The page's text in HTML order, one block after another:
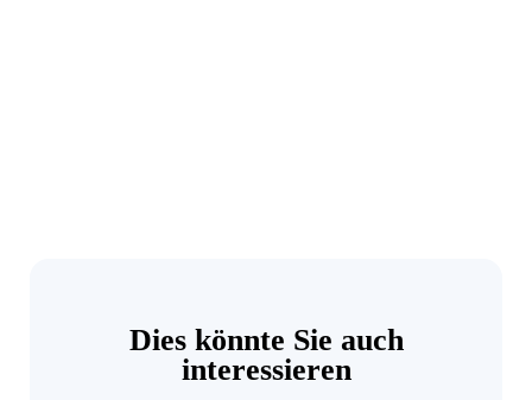
Dies könnte Sie auch
interessieren